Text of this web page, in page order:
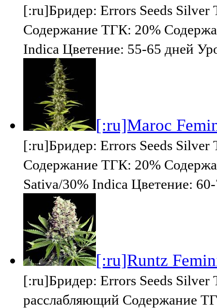
[:ru]Бридер: Errors Seeds
Содержание ТГК: 20%
Indica Цветение: 55-65 дней
[:ru]Maroc
[:ru]Бридер: Errors Seeds
Содержание ТГК: 20%
Sativa/30% Indica Цветение:
[:ru]Runtz
[:ru]Бридер: Errors Seeds
расслабляющий Содержание